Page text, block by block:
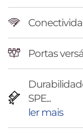
Portas
SPE...
ler mais